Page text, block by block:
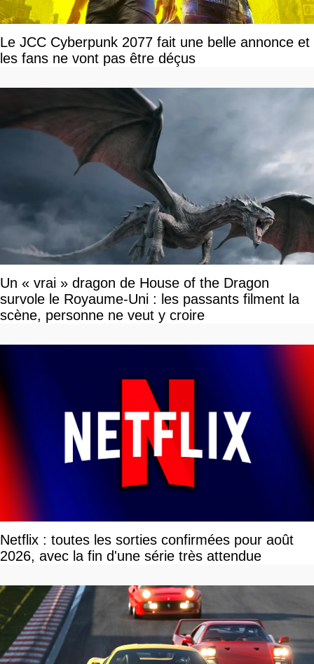
Le JCC Cyberpunk 2077 fait une belle annonce et
les fans ne vont pas être déçus
Un « vrai » dragon de House of the Dragon
survole le Royaume-Uni : les passants filment la
scène, personne ne veut y croire
Netflix : toutes les sorties confirmées pour août
2026, avec la fin d'une série très attendue